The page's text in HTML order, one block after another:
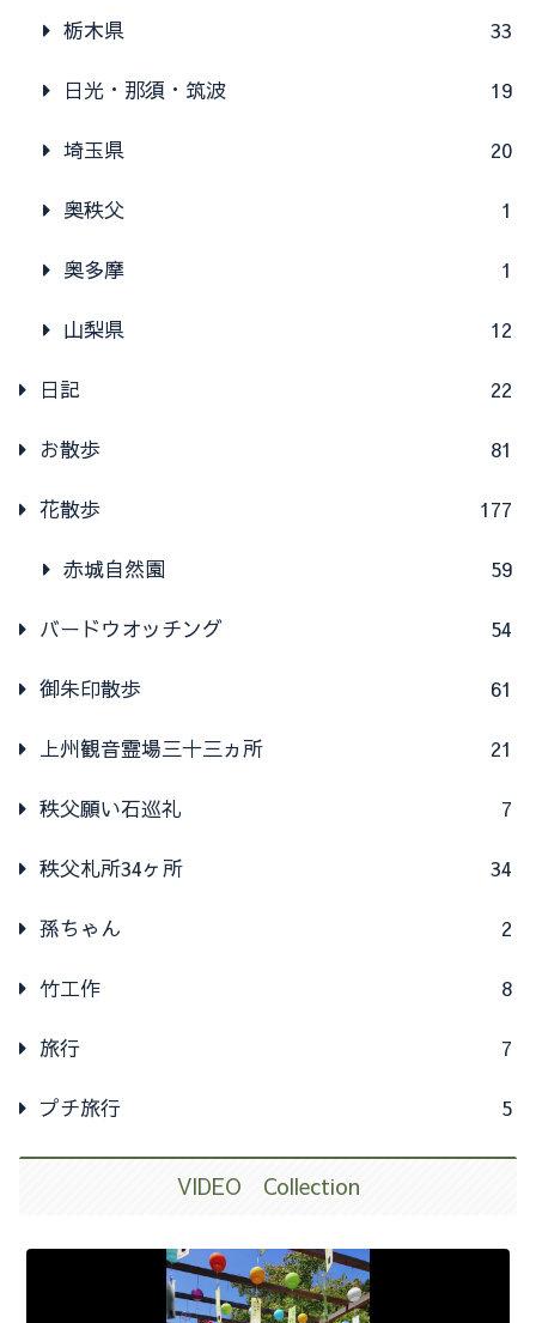
栃木県 33
日光・那須・筑波 19
埼玉県 20
奥秩父 1
奥多摩 1
山梨県 12
日記 22
お散歩 81
花散歩 177
赤城自然園 59
バードウオッチング 54
御朱印散歩 61
上州観音霊場三十三ヵ所 21
秩父願い石巡礼 7
秩父札所34ヶ所 34
孫ちゃん 2
竹工作 8
旅行 7
プチ旅行 5
VIDEO Collection